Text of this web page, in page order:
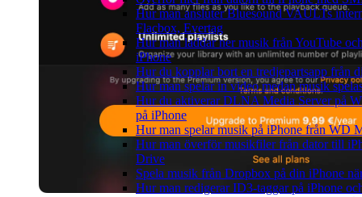
Hur man ansluter Bluesound VAULTs
Flacbox, Evertag
Hur man laddar ner musik från YouTube
iPhone
Hur du kopplar bort en tredjepartsapp från
Hur man spelar in video medan musik
Hur du aktiverar DLNA Media Server på
på iPhone
Hur man spelar musik på iPhone från WD
Hur man överför musikfiler från dator till
Drive
Spela musik från Dropbox på din iPhone
Hur man redigerar ID3-taggar på iPhone